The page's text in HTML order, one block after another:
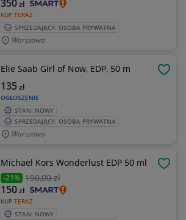
KUP TERAZ
350zł
SPRZEDAJĄCY: OSOBA PRYWATNA
Warszawa
Elie Saab Girl of Now, EDP, 50 m
OGŁOSZENIE
135zł
STAN: NOWY
SPRZEDAJĄCY: OSOBA PRYWATNA
Warszawa
Michael Kors Wonderlust EDP 50 ml
-21% 190,00 zł
KUP TERAZ
150zł
STAN: NOWY